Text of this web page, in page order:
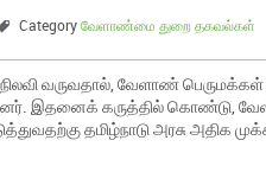
Categoryவேளாண்மை துறை தகவல்கள்
வருவதால், வேளாண் பெருமக்கள்
இதனைக் கருத்தில் கொண்டு,
தமிழ்நாடு அரசு அதிக